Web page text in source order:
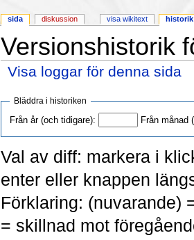
Versionshistorik
Visa loggar för denna sida
Bläddra i historiken
Från år (och tidigare): Från månad
Val av diff: markera i
enter eller knappen
Förklaring: (nuvarande)
= skillnad mot
sida diskussion visa wikitext historik